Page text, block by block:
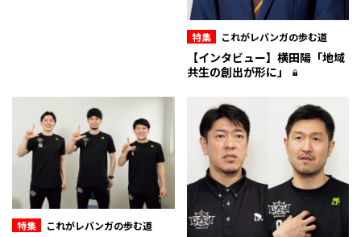
特集 これがレバンガの歩む道
【インタビュー】横田陽「地域
共生の創出が形に」
特集 これがレバンガの歩む道